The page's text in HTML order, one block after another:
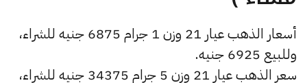
أسعار الذهب عيار 21 وزن 1 جرام 6875 جنيه للشراء،
وللبيع 6925 جنيه.
سعر الذهب عيار 21 وزن 5 جرام 34375 جنيه للشراء،